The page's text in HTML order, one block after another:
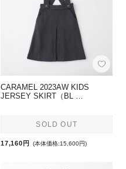
CARAMEL 2023AW KIDS
JERSEY SKIRT（BL …
SOLD OUT
17,160円 (本体価格:15,600円)